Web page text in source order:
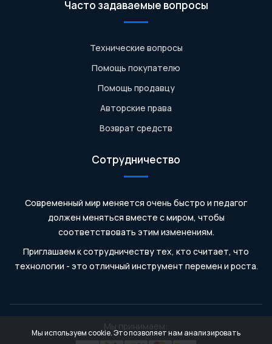
Часто задаваемые вопросы
Технические вопросы
Помощь покупателю
Помощь продавцу
Авторские права
Возврат средств
Сотрудничество
Современный мир меняется очень быстро и педагог
должен меняться вместе с миром, чтобы
соответствовать этим изменениям.
Приглашаем к сотрудничеству тех, кто считает, что
технологии - это отличный инструмент перемен и роста.
Мы принимаем:
Мы используем cookie. Это позволяет нам анализировать